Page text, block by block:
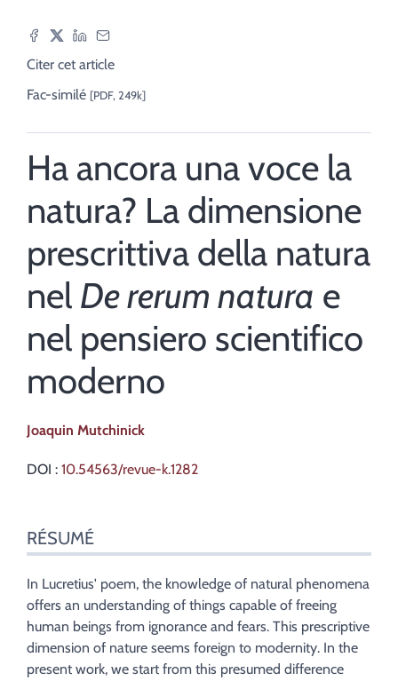
Citer cet article
Fac-similé [PDF, 249k]
Ha ancora una voce la
natura? La dimensione
prescrittiva della natura
nel De rerum natura e
nel pensiero scientifico
moderno
Joaquin Mutchinick
DOI : 10.54563/revue-k.1282
Index
Plan
Texte
Bibliographie
Notes
Citer cet article
Auteur
RÉSUMÉ
In Lucretius' poem, the knowledge of natural phenomena
offers an understanding of things capable of freeing
human beings from ignorance and fears. This prescriptive
dimension of nature seems foreign to modernity. In the
present work, we start from this presumed difference